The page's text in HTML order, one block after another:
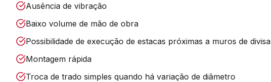
Ausência de vibração
Baixo volume de mão de obra
Possibilidade de execução de estacas próximas a muros de divisa
Montagem rápida
Troca de trado simples quando há variação de diâmetro